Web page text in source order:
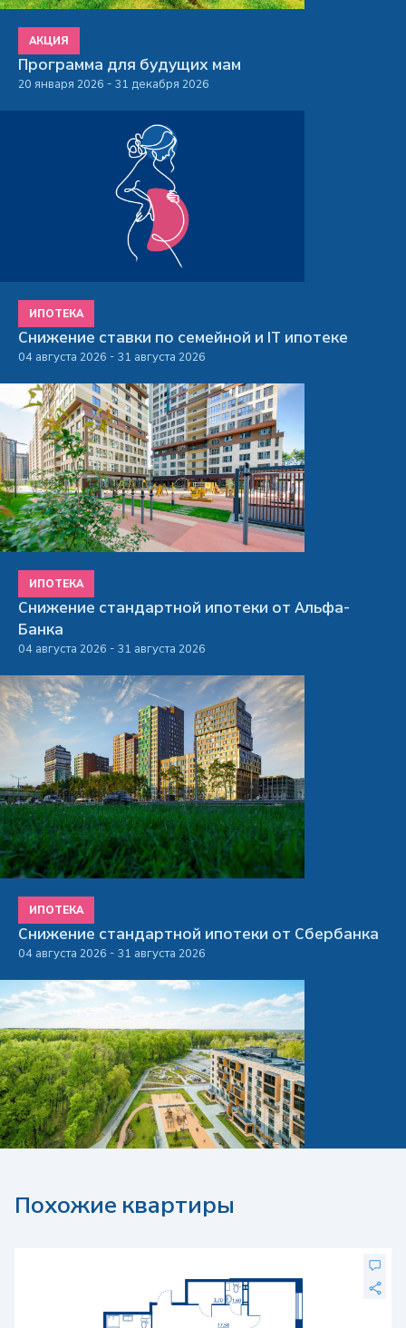
АКЦИЯ
Программа для будущих мам
20 января 2026 - 31 декабря 2026
ИПОТЕКА
Снижение ставки по семейной и IT ипотеке
04 августа 2026 - 31 августа 2026
ИПОТЕКА
Снижение стандартной ипотеки от Альфа-
Банка
04 августа 2026 - 31 августа 2026
ИПОТЕКА
Снижение стандартной ипотеки от Сбербанка
04 августа 2026 - 31 августа 2026
Похожие квартиры